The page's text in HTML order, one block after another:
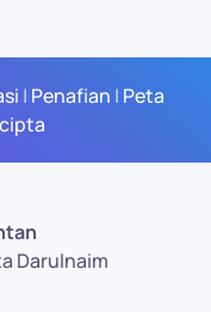
| Penafian | Peta
Darulnaim